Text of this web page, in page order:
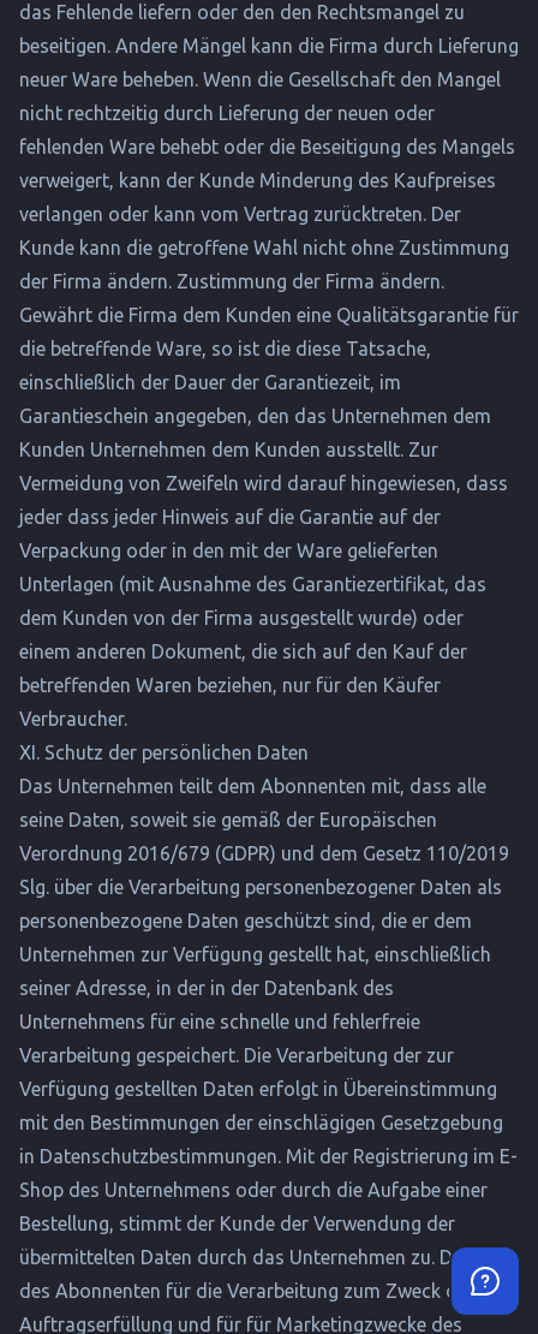
das Fehlende liefern oder den den Rechtsmangel zu
beseitigen. Andere Mängel kann die Firma durch Lieferung
neuer Ware beheben. Wenn die Gesellschaft den Mangel
nicht rechtzeitig durch Lieferung der neuen oder
fehlenden Ware behebt oder die Beseitigung des Mangels
verweigert, kann der Kunde Minderung des Kaufpreises
verlangen oder kann vom Vertrag zurücktreten. Der
Kunde kann die getroffene Wahl nicht ohne Zustimmung
der Firma ändern. Zustimmung der Firma ändern.
Gewährt die Firma dem Kunden eine Qualitätsgarantie für
die betreffende Ware, so ist die diese Tatsache,
einschließlich der Dauer der Garantiezeit, im
Garantieschein angegeben, den das Unternehmen dem
Kunden Unternehmen dem Kunden ausstellt. Zur
Vermeidung von Zweifeln wird darauf hingewiesen, dass
jeder dass jeder Hinweis auf die Garantie auf der
Verpackung oder in den mit der Ware gelieferten
Unterlagen (mit Ausnahme des Garantiezertifikat, das
dem Kunden von der Firma ausgestellt wurde) oder
einem anderen Dokument, die sich auf den Kauf der
betreffenden Waren beziehen, nur für den Käufer
Verbraucher.
XI. Schutz der persönlichen Daten
Das Unternehmen teilt dem Abonnenten mit, dass alle
seine Daten, soweit sie gemäß der Europäischen
Verordnung 2016/679 (GDPR) und dem Gesetz 110/2019
Slg. über die Verarbeitung personenbezogener Daten als
personenbezogene Daten geschützt sind, die er dem
Unternehmen zur Verfügung gestellt hat, einschließlich
seiner Adresse, in der in der Datenbank des
Unternehmens für eine schnelle und fehlerfreie
Verarbeitung gespeichert. Die Verarbeitung der zur
Verfügung gestellten Daten erfolgt in Übereinstimmung
mit den Bestimmungen der einschlägigen Gesetzgebung
in Datenschutzbestimmungen. Mit der Registrierung im E-
Shop des Unternehmens oder durch die Aufgabe einer
Bestellung, stimmt der Kunde der Verwendung der
übermittelten Daten durch das Unternehmen zu. Daten
des Abonnenten für die Verarbeitung zum Zweck der
Auftragserfüllung und für für Marketingzwecke des